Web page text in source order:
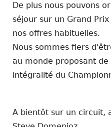
De plus nous pouvons
séjour sur un Grand
nos offres habituelles.
Nous sommes fiers
au monde proposant
intégralité du
A bientôt sur un